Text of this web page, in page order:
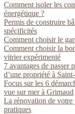
Comment isoler les
énergétique ?
Permis de construire
spécificités
Comment choisir le
Comment choisir la
vitrier expérimenté
7 avantages de passer
d’une propriété à
Focus sur les 6
vue sur mer à Grimaud
La rénovation de votre
pratiques